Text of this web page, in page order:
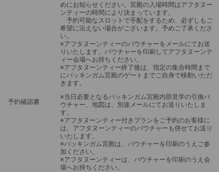
めにお知らせください。宮殿の入場時間はアフタヌー
ンティーの時間により決まっています。
予約可能なスロットで手配をするため、必ずしもご
希望に沿えない場合がございます。予めご了承くださ
い。
※アフタヌーンティーのバウチャーをメールにてお送
りいたします。バウチャーを印刷してアフタヌーンテ
ィー会場へお持ちください。
※アフタヌーンティー終了後は、指定の集合時間まで
にバッキンガム宮殿のゲートまでご自身で移動いただ
きます。
予約確認書
※当日必要となるバッキンガム宮殿内部見学の引換バ
ウチャー、地図は、別途メールにてお送りいたしま
す。
※アフタヌーンティー付きプランをご予約のお客様に
は、アフタヌーンティーのバウチャーも併せてお送り
いたします。
※バッキンガム宮殿は、バウチャーを印刷のうえご参
加ください。
※アフタヌーンティーは、バウチャーを印刷のうえ会
場へお持ちください。